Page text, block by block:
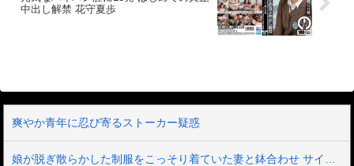
中出し解禁 花守夏歩
爽やか青年に忍び寄るストーカー疑惑